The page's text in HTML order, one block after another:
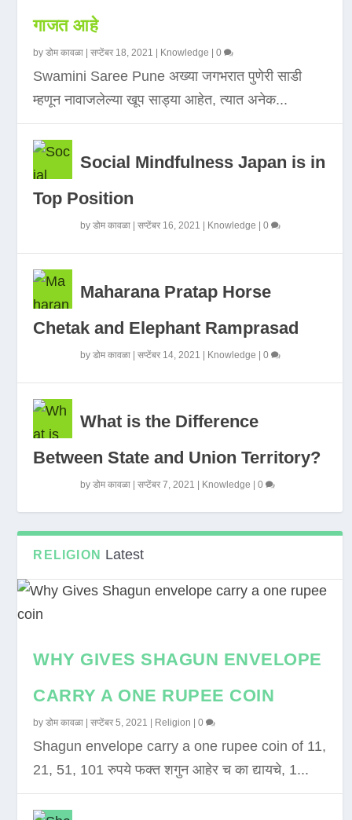
गाजत आहे
byडोम कावळा |सप्टेंबर 18, 2021 Knowledge |0
Swamini Saree Pune अख्या जगभरात पुणेरी साडी
म्हणून नावाजलेल्या खूप साड्या आहेत, त्यात अनेक...
Social Mindfulness Japan is in
Top Position
byडोम कावळा |सप्टेंबर 16, 2021 Knowledge |0
Maharana Pratap Horse
Chetak and Elephant Ramprasad
byडोम कावळा |सप्टेंबर 14, 2021 Knowledge |0
What is the Difference
Between State and Union Territory?
byडोम कावळा |सप्टेंबर 7, 2021 Knowledge |0
RELIGION Latest
WHY GIVES SHAGUN ENVELOPE
CARRY A ONE RUPEE COIN
byडोम कावळा |सप्टेंबर 5, 2021 Religion |0
Shagun envelope carry a one rupee coin of 11,
21, 51, 101 रुपये फक्त शगुन आहेर च का द्यायचे, 1...